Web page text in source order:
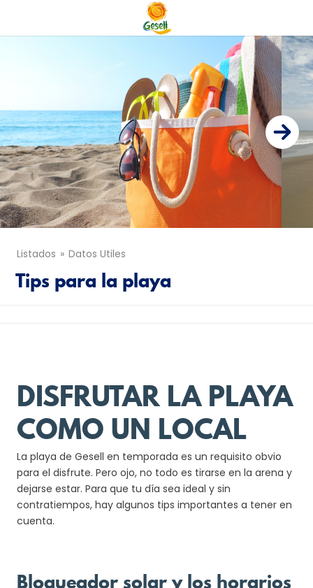
Listados Datos Utiles
Tips para la playa
DISFRUTAR LA PLAYA
COMO UN LOCAL
La playa de Gesell en temporada es un requisito obvio
para el disfrute. Pero ojo, no todo es tirarse en la arena y
dejarse estar. Para que tu día sea ideal y sin
contratiempos, hay algunos tips importantes a tener en
cuenta.
Bloqueador solar y los horarios